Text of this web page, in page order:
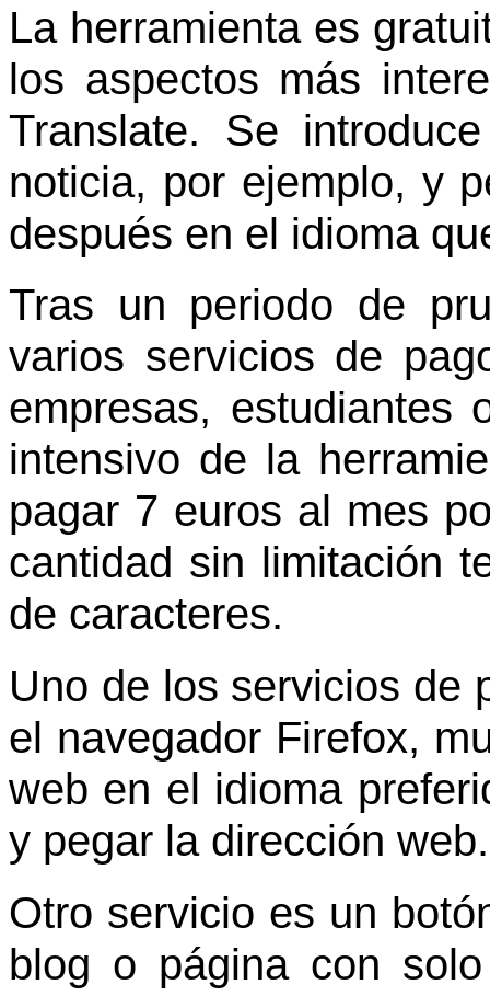
La herramienta es
los aspectos más
Translate. Se
noticia, por ejemplo, y
después en el idioma
Tras un periodo de
varios servicios de
empresas, estudiantes
intensivo de la
pagar 7 euros al mes
cantidad sin limitación
de caracteres.
Uno de los servicios de
el navegador Firefox,
web en el idioma
y pegar la dirección web.
Otro servicio es un
blog o página con